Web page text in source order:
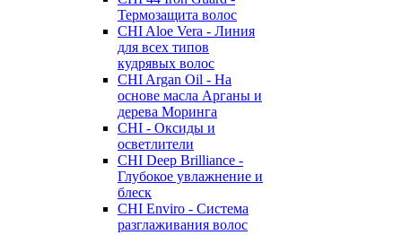
Термозащита волос
CHI Aloe Vera - Линия
для всех типов
кудрявых волос
CHI Argan Oil - На
основе масла Арганы и
дерева Моринга
CHI - Оксиды и
осветлители
CHI Deep Brilliance -
Глубокое увлажнение и
блеск
CHI Enviro - Система
разглаживания волос